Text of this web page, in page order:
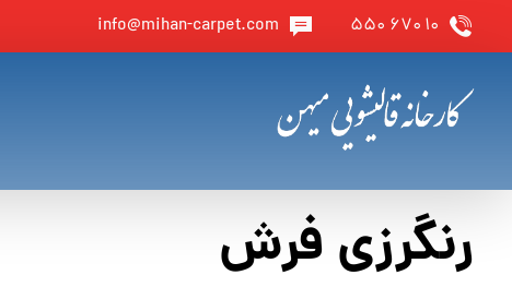
۱۰ ۶۷۰ ۵۵۰ info@mihan-carpet.com
رنگرزی فرش